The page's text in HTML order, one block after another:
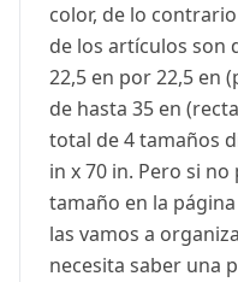
color, de lo
de los artículos son
22,5 en por 22,5 en
de hasta 35 en
total de 4 tamaños
in x 70 in. Pero si
tamaño en la
las vamos a
necesita saber una